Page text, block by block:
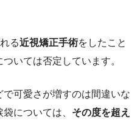
る近視矯正手術をしたこと
いては否定しています。
可愛さが増すのは間違いな
については、 その度を超え